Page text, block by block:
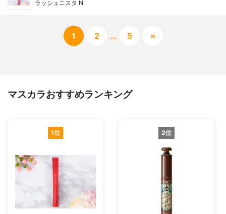
ラッシュニスタ N
1 2 … 5 »
マスカラおすすめランキング
1位 2位